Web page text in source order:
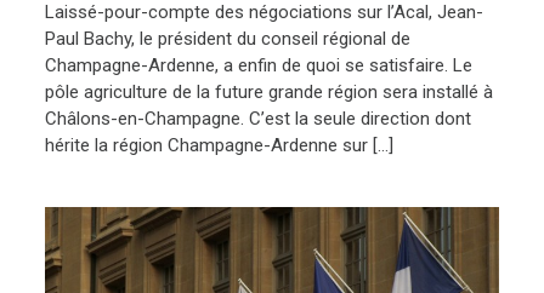
Laissé-pour-compte des négociations sur l’Acal, Jean-
Paul Bachy, le président du conseil régional de
Champagne-Ardenne, a enfin de quoi se satisfaire. Le
pôle agriculture de la future grande région sera installé à
Châlons-en-Champagne. C’est la seule direction dont
hérite la région Champagne-Ardenne sur […]